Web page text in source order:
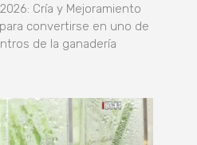
Cría y Mejoramiento
convertirse en uno de
de la ganadería